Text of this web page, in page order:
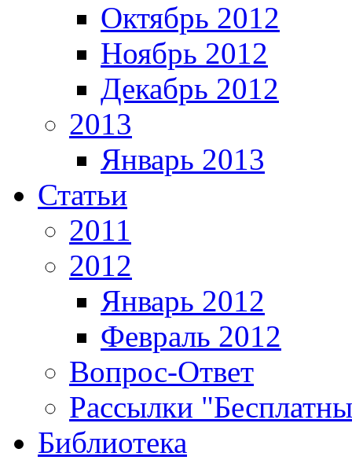
Октябрь 2012
Ноябрь 2012
Декабрь 2012
2013
Январь 2013
Статьи
2011
2012
Январь 2012
Февраль 2012
Вопрос-Ответ
Рассылки
Библиотека